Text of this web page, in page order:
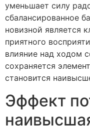
уменьшает силу
сбалансированное
новизной является
приятного
влияние над ходом
сохраняется
становится
Эффект